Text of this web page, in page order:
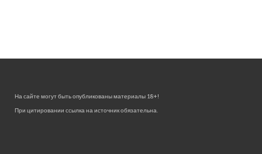
На сайте могут быть опубликованы материалы 18+!
При цитировании ссылка на источник обязательна.